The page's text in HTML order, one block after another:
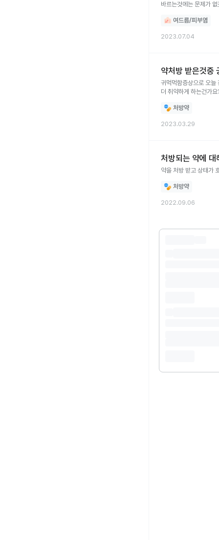
바르는것에는 문제가 없겠죠? 2. 유산균,비타민과 같이 섭취가능한가요? 3. 제가 밥을 잘 챙겨먹지 못하는데 공
괜찮을까요? 5. 아드반탄 크림 하루에 1회만 발라도 될까요? 6. 약도 아침,저녁으로 먹으라고 하셨는데 제가 아침을 11시쯤먹고 저녁을
여드름/피부염
2023.07.04
약처방 받은것중
귀먹먹함증상으로 오늘
더 취약하게 하는건가
처방약
2023.03.29
처방되는 약에 대
처방약
2022.09.06